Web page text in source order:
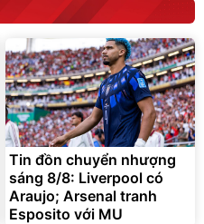
Xe đạp điện trợ lực G-
Force C14 gấp gọn bỏ cốp
tiện lợi
9.900.000đ
7.092.000đ
Đang xem nhiều
G-FORCE VIETNA
Tin đồn chuyển nhượng
sáng 8/8: Liverpool có
Araujo; Arsenal tranh
Esposito với MU